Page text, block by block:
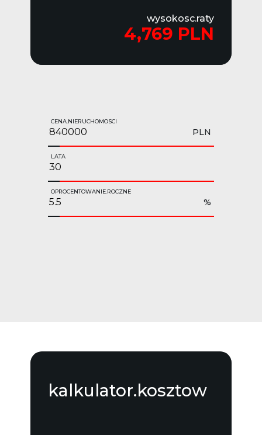
wysokosc.raty
4,769 PLN
CENA.NIERUCHOMOSCI
PLN
LATA
OPROCENTOWANIE.ROCZNE
%
kalkulator.kosztow